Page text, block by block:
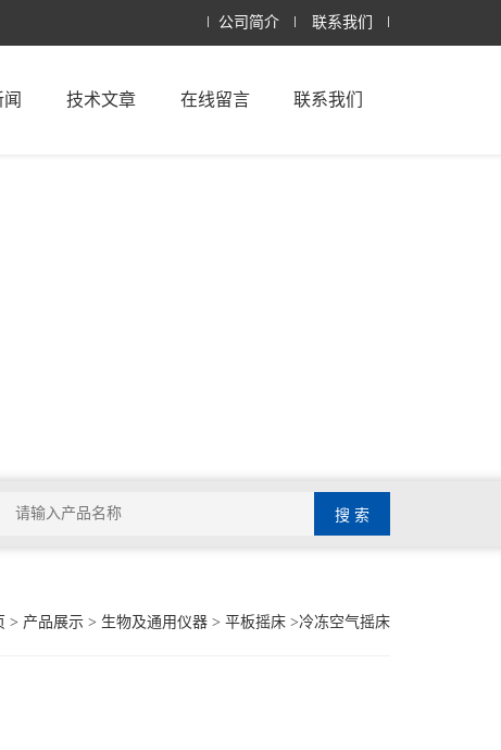
公司简介 联系我们
技术文章 在线留言 联系我们
> 产品展示 > 生物及通用仪器 > 平板摇床 >冷冻空气摇床